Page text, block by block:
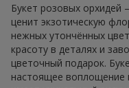
Букет розовых орхидей
ценит экзотическую
нежных утончённых
красоту в деталях и
цветочный подарок.
настоящее воплощение